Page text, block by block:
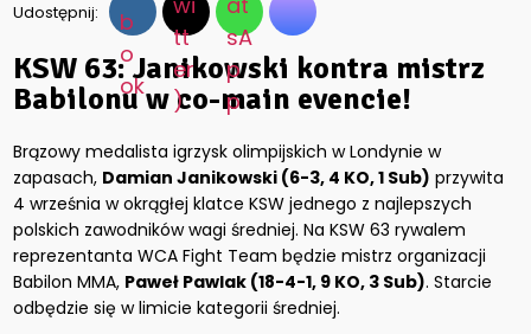
Udostępnij:
KSW 63: Janikowski kontra mistrz
Babilonu w co-main evencie!
Brązowy medalista igrzysk olimpijskich w Londynie w
zapasach, Damian Janikowski (6-3, 4 KO, 1 Sub) przywita
4 września w okrągłej klatce KSW jednego z najlepszych
polskich zawodników wagi średniej. Na KSW 63 rywalem
reprezentanta WCA Fight Team będzie mistrz organizacji
Babilon MMA, Paweł Pawlak (18-4-1, 9 KO, 3 Sub). Starcie
odbędzie się w limicie kategorii średniej.